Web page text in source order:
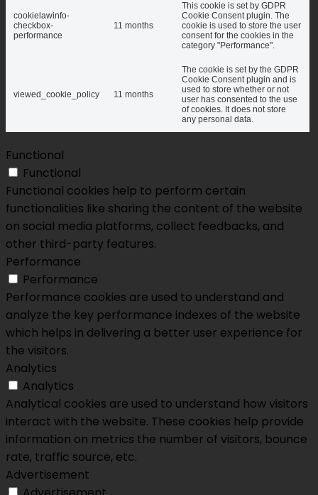
cookielawinfo-
checkbox-
performance
11 months
This cookie is set by GDPR
Cookie Consent plugin. The
cookie is used to store the user
consent for the cookies in the
category "Performance".
viewed_cookie_policy 11 months
The cookie is set by the GDPR
Cookie Consent plugin and is
used to store whether or not
user has consented to the use
of cookies. It does not store
any personal data.
Functional
Functional
Functional cookies help to perform certain
functionalities like sharing the content of the website
on social media platforms, collect feedbacks, and
other third-party features.
Performance
Performance
Performance cookies are used to understand and
analyze the key performance indexes of the website
which helps in delivering a better user experience for
the visitors.
Analytics
Analytics
Analytical cookies are used to understand how visitors
interact with the website. These cookies help provide
information on metrics the number of visitors, bounce
rate, traffic source, etc.
Advertisement